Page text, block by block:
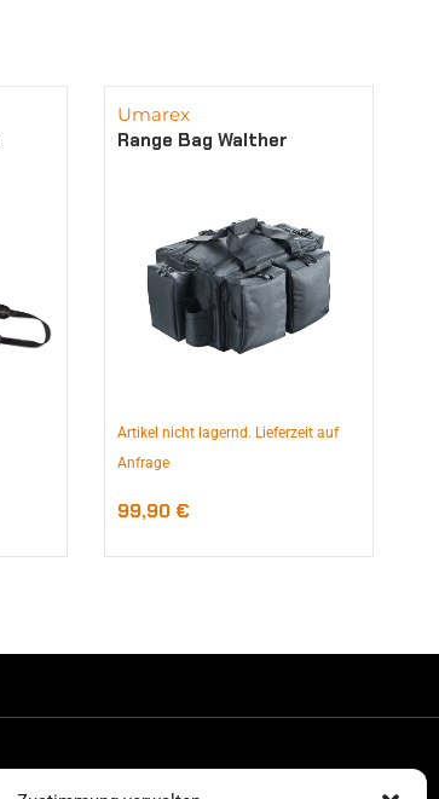
Umarex
Range Bag Walther
Artikel nicht lagernd. Lieferzeit auf
Anfrage
99,90 €